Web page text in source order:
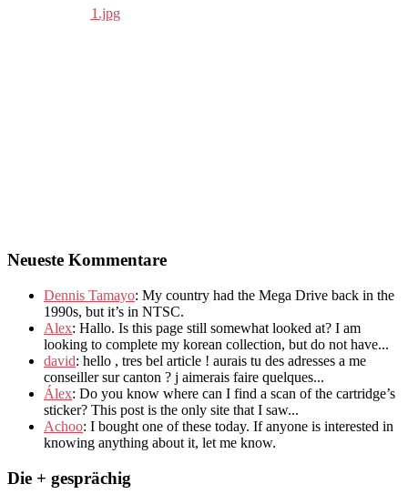
Neueste Kommentare
Dennis Tamayo: My country had the Mega Drive back in the
1990s, but it’s in NTSC.
Alex: Hallo. Is this page still somewhat looked at? I am
looking to complete my korean collection, but do not have...
david: hello , tres bel article ! aurais tu des adresses a me
conseiller sur canton ? j aimerais faire quelques...
Álex: Do you know where can I find a scan of the cartridge’s
sticker? This post is the only site that I saw...
Achoo: I bought one of these today. If anyone is interested in
knowing anything about it, let me know.
Die + gesprächig